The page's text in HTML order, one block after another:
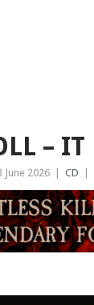
–
June 2026 CD